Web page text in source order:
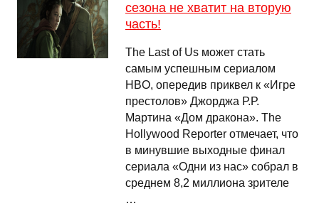
сезона не хватит на вторую
часть!
The Last of Us может стать
самым успешным сериалом
HBO, опередив приквел к «Игре
престолов» Джорджа Р.Р.
Мартина «Дом дракона». The
Hollywood Reporter отмечает, что
в минувшие выходные финал
сериала «Одни из нас» собрал в
среднем 8,2 миллиона зрителе
…